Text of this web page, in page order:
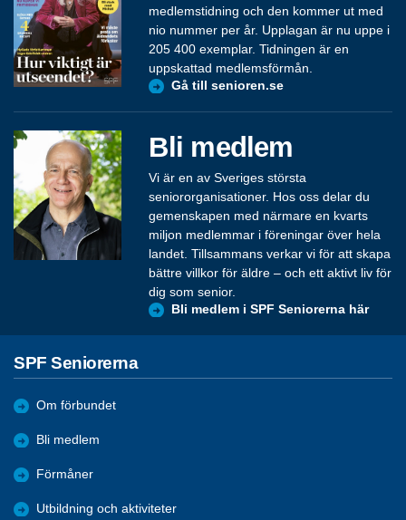
medlemstidning och den kommer ut med
nio nummer per år. Upplagan är nu uppe i
205 400 exemplar. Tidningen är en
uppskattad medlemsförmån.
Gå till senioren.se
Bli medlem
Vi är en av Sveriges största
seniororganisationer. Hos oss delar du
gemenskapen med närmare en kvarts
miljon medlemmar i föreningar över hela
landet. Tillsammans verkar vi för att skapa
bättre villkor för äldre – och ett aktivt liv för
dig som senior.
Bli medlem i SPF Seniorerna här
SPF Seniorerna
Om förbundet
Bli medlem
Förmåner
Utbildning och aktiviteter